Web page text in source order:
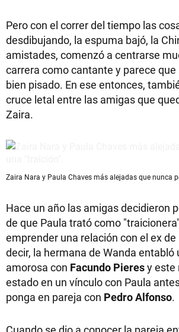
Pero con el correr del tiempo las
desdibujando, la espuma bajó, la
amistades, comenzó a centrarse
carrera como cantante y parece
bien pisado. En ese entonces,
cruce letal entre las amigas que
Zaira.
Zaira Nara y Paula Chaves más alejadas que nunca
Hace un año las amigas decidieron
de que Paula trató como
emprender una relación con el ex
decir, la hermana de Wanda entabló
amorosa con Facundo Pieresy este
estado en un vínculo con Paula
ponga en pareja con Pedro Alfonso.